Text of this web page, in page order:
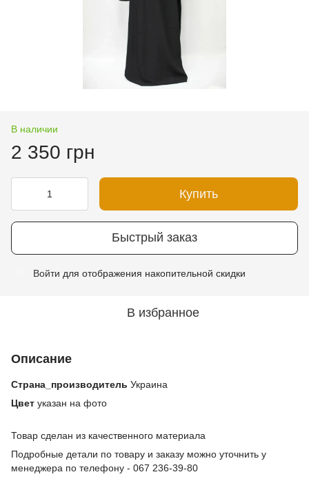
В наличии
2 350 грн
Купить
Быстрый заказ
Войти для отображения накопительной скидки
В избранное
Описание
Страна_производитель Украина
Цвет указан на фото
Товар сделан из качественного материала
Подробные детали по товару и заказу можно уточнить у
менеджера по телефону - 067 236-39-80